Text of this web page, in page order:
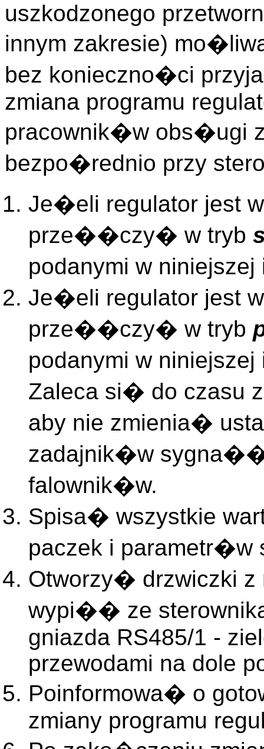
uszkodzonego
innym zakresie)
bez konieczno�ci
zmiana programu
pracownik�w obs�ugi
bezpo�rednio przy
Je�eli regulator jest
prze��czy� w tryb
podanymi w
Je�eli regulator jest
prze��czy� w tryb
podanymi w
Zaleca si� do czasu
aby nie zmienia�
zadajnik�w
falownik�w.
Spisa� wszystkie
paczek i
Otworzy� drzwiczki z
wypi�� ze
gniazda RS485/1 -
przewodami na dole
Poinformowa� o
zmiany programu